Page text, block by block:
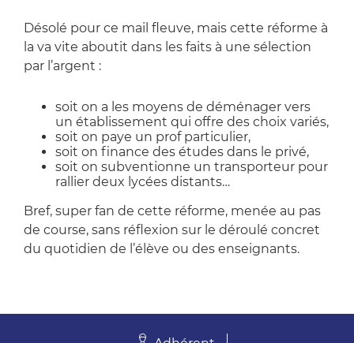
Désolé pour ce mail fleuve, mais cette réforme à
la va vite aboutit dans les faits à une sélection
par l’argent :
soit on a les moyens de déménager vers
un établissement qui offre des choix variés,
soit on paye un prof particulier,
soit on finance des études dans le privé,
soit on subventionne un transporteur pour
rallier deux lycées distants…
Bref, super fan de cette réforme, menée au pas
de course, sans réflexion sur le déroulé concret
du quotidien de l’élève ou des enseignants.